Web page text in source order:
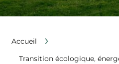
Accueil ›
Transition écologique,